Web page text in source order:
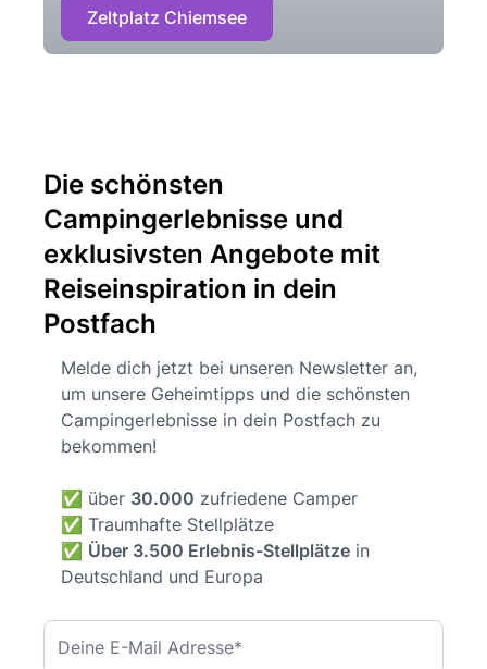
Zeltplatz Chiemsee
Die schönsten
Campingerlebnisse und
exklusivsten Angebote mit
Reiseinspiration in dein
Postfach
Melde dich jetzt bei unseren Newsletter an,
um unsere Geheimtipps und die schönsten
Campingerlebnisse in dein Postfach zu
bekommen!
✅ über 30.000 zufriedene Camper
✅ Traumhafte Stellplätze
✅ Über 3.500 Erlebnis-Stellplätze in
Deutschland und Europa